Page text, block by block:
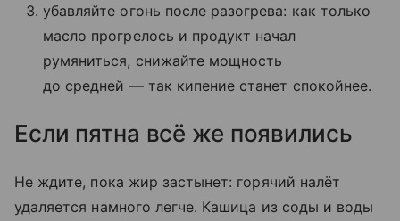
убавляйте огонь после разогрева: как только
масло прогрелось и продукт начал
румяниться, снижайте мощность
до средней — так кипение станет спокойнее.
Если пятна всё же появились
Не ждите, пока жир застынет: горячий налёт
удаляется намного легче. Кашица из соды и воды